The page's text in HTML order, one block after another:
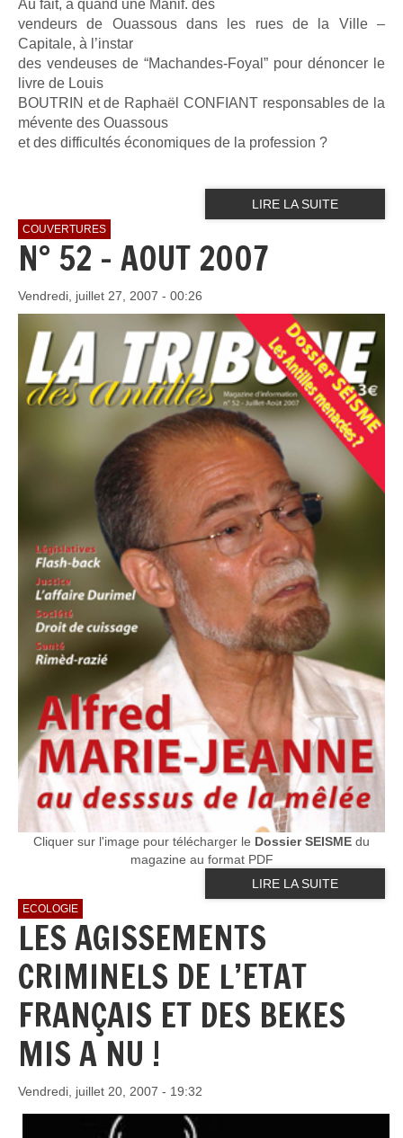
Au fait, à quand une Manif. des
vendeurs de Ouassous dans les rues de la Ville –
Capitale, à l’instar
des vendeuses de “Machandes-Foyal” pour dénoncer le
livre de Louis
BOUTRIN et de Raphaël CONFIANT responsables de la
mévente des Ouassous
et des difficultés économiques de la profession ?
LIRE LA SUITE
COUVERTURES
N° 52 - AOUT 2007
Vendredi, juillet 27, 2007 - 00:26
Cliquer sur l'image pour télécharger le Dossier SEISME du
magazine au format PDF
LIRE LA SUITE
ECOLOGIE
LES AGISSEMENTS
CRIMINELS DE L’ETAT
FRANÇAIS ET DES BEKES
MIS A NU !
Vendredi, juillet 20, 2007 - 19:32